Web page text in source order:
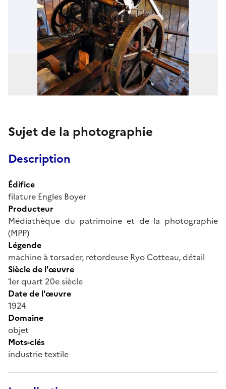
Sujet de la photographie
Description
Édifice
filature Engles Boyer
Producteur
Médiathèque du patrimoine et de la photographie
(MPP)
Légende
machine à torsader, retordeuse Ryo Cotteau, détail
Siècle de l'œuvre
1er quart 20e siècle
Date de l'œuvre
1924
Domaine
objet
Mots-clés
industrie textile